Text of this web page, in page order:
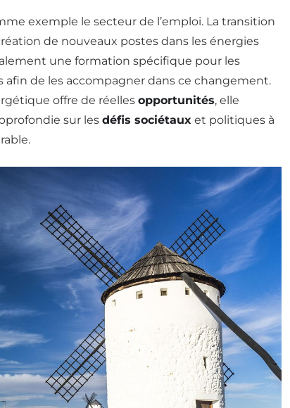
exemple le secteur de l’emploi. La transition
de nouveaux postes dans les énergies
une formation spécifique pour les
afin de les accompagner dans ce changement.
offre de réelles opportunités, elle
sur les défis sociétaux et politiques à